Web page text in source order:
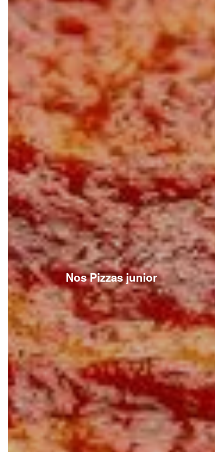
Nos Pizzas junior